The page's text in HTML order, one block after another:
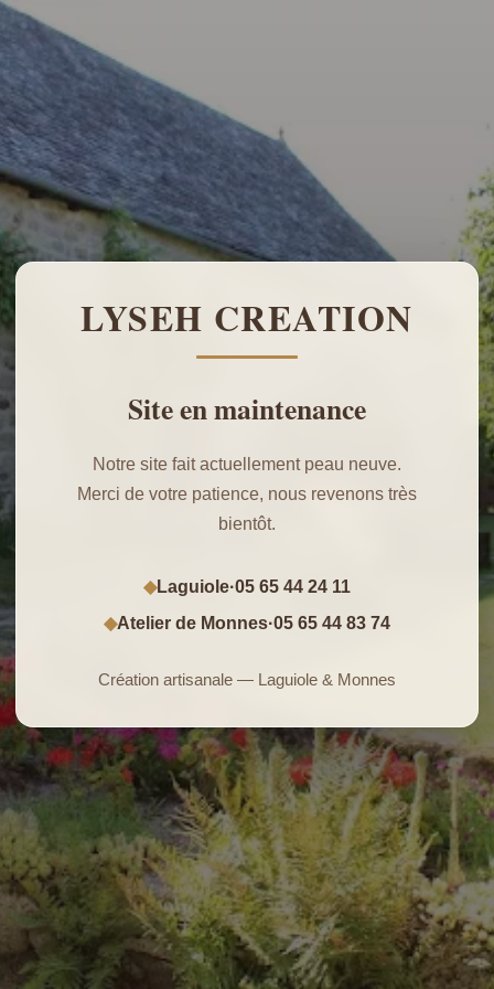
LYSEH CREATION
Site en maintenance
Notre site fait actuellement peau neuve.
Merci de votre patience, nous revenons très
bientôt.
◆Laguiole·05 65 44 24 11
◆Atelier de Monnes·05 65 44 83 74
Création artisanale — Laguiole & Monnes